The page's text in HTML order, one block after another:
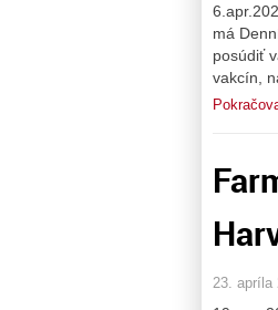
má
posúdiť
vakcín,
23. apríla